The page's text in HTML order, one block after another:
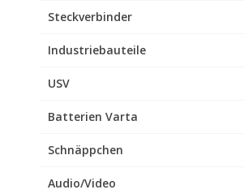
Steckverbinder
Industriebauteile
USV
Batterien Varta
Schnäppchen
Audio/Video